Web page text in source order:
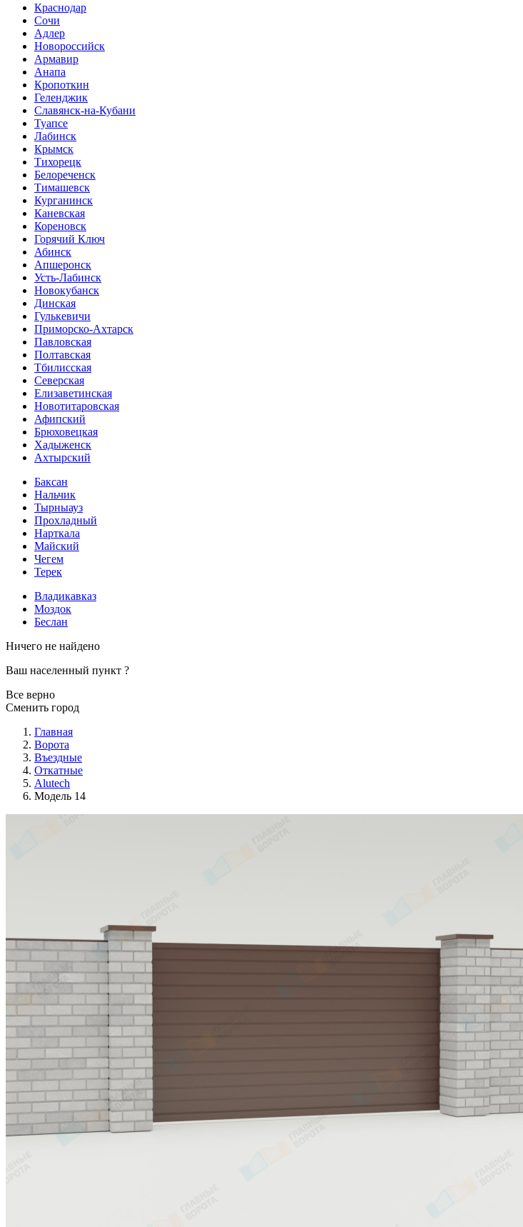
Краснодар
Сочи
Адлер
Новороссийск
Армавир
Анапа
Кропоткин
Геленджик
Славянск-на-Кубани
Туапсе
Лабинск
Крымск
Тихорецк
Белореченск
Тимашевск
Курганинск
Каневская
Кореновск
Горячий Ключ
Абинск
Апшеронск
Усть-Лабинск
Новокубанск
Динская
Гулькевичи
Приморско-Ахтарск
Павловская
Полтавская
Тбилисская
Северская
Елизаветинская
Новотитаровская
Афипский
Брюховецкая
Хадыженск
Ахтырский
Баксан
Нальчик
Тырныауз
Прохладный
Нарткала
Майский
Чегем
Терек
Владикавказ
Моздок
Беслан
Ничего не найдено
Ваш населенный пункт ?
Все верно
Сменить город
Главная
Ворота
Въездные
Откатные
Alutech
Модель 14